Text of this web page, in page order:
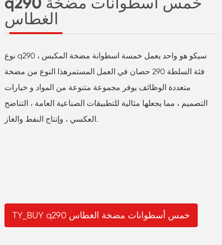
الغطاس
نوع q290 سيكو هو واحد يعمل خمسة اسطوانة مضخة المكبس ،
فئة السلطة 290 حصان في العمل المستمرهذا النوع من مضخة
متعددة الوظائف يوفر مجموعة متنوعة من المواد و خيارات
التصميم ، مما يجعلها مثالية للتطبيقات الصناعية العامة ، التناضح
العكسي ، وإنتاج النفط والغاز.
TY_BUY q290 خمس أسطوانات مضخة الغطاس